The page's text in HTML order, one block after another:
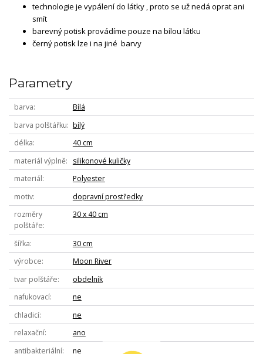
technologie je vypálení do látky , proto se už nedá oprat ani
smít
barevný potisk provádíme pouze na bílou látku
černý potisk lze i na jiné barvy
Parametry
barva
Bílá
barva polštářku
bílý
délka
40 cm
materiál výplně
silikonové kuličky
materiál
Polyester
motiv
dopravní prostředky
rozměry
polštáře
30 x 40 cm
šířka
30 cm
výrobce
Moon River
tvar polštáře
obdelník
nafukovací
ne
chladicí
ne
relaxační
ano
antibakteriální
ne